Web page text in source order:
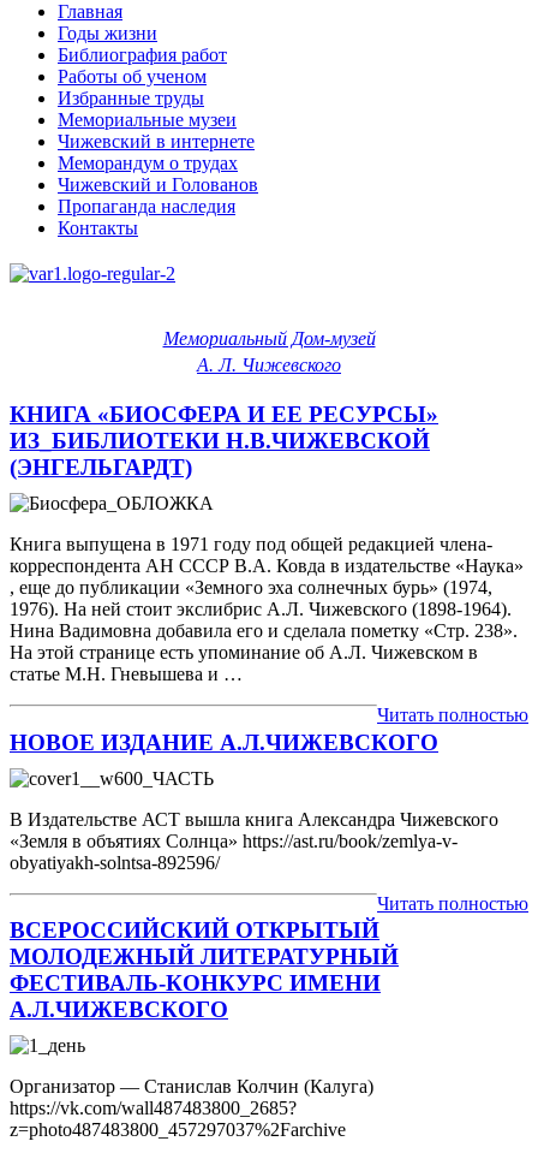
Главная
Годы жизни
Библиография работ
Работы об ученом
Избранные труды
Мемориальные музеи
Чижевский в интернете
Меморандум о трудах
Чижевский и Голованов
Пропаганда наследия
Контакты
Мемориальный Дом-музей
А. Л. Чижевского
КНИГА «БИОСФЕРА И ЕЕ РЕСУРСЫ»
ИЗ_БИБЛИОТЕКИ Н.В.ЧИЖЕВСКОЙ
(ЭНГЕЛЬГАРДТ)
Книга выпущена в 1971 году под общей редакцией члена-
корреспондента АН СССР В.А. Ковда в издательстве «Наука»
, еще до публикации «Земного эха солнечных бурь» (1974,
1976). На ней стоит экслибрис А.Л. Чижевского (1898-1964).
Нина Вадимовна добавила его и сделала пометку «Стр. 238».
На этой странице есть упоминание об А.Л. Чижевском в
статье М.Н. Гневышева и …
Читать полностью
НОВОЕ ИЗДАНИЕ А.Л.ЧИЖЕВСКОГО
В Издательстве АСТ вышла книга Александра Чижевского
«Земля в объятиях Солнца» https://ast.ru/book/zemlya-v-
obyatiyakh-solntsa-892596/
Читать полностью
ВСЕРОССИЙСКИЙ ОТКРЫТЫЙ
МОЛОДЕЖНЫЙ ЛИТЕРАТУРНЫЙ
ФЕСТИВАЛЬ-КОНКУРС ИМЕНИ
А.Л.ЧИЖЕВСКОГО
Организатор — Станислав Колчин (Калуга)
https://vk.com/wall487483800_2685?
z=photo487483800_457297037%2Farchive